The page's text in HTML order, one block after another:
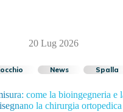
20 Lug 2026
News Spalla
come la bioingegneria e
la chirurgia ortopedica